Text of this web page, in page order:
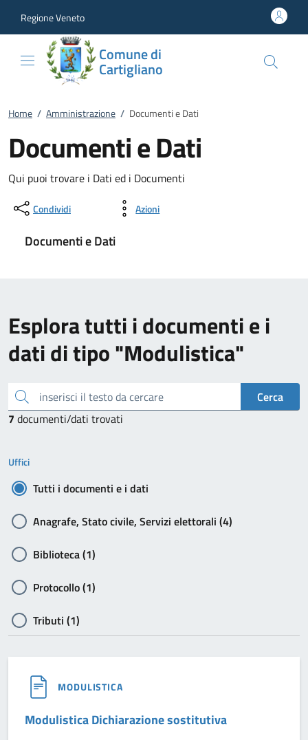
Regione Veneto
Comune di
Cartigliano
Home / Amministrazione / Documenti e Dati
Documenti e Dati
Qui puoi trovare i Dati ed i Documenti
Condividi Azioni
Documenti e Dati
Esplora tutti i documenti e i
dati di tipo "Modulistica"
inserisci il testo da cercare
Cerca
7 documenti/dati trovati
Uffici
Tutti i documenti e i dati
Anagrafe, Stato civile, Servizi elettorali (4)
Biblioteca (1)
Protocollo (1)
Tributi (1)
MODULISTICA
Modulistica Dichiarazione sostitutiva